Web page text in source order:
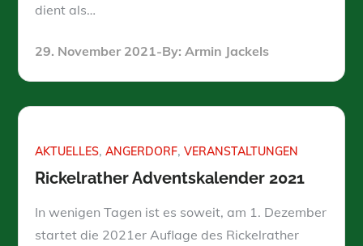
dient als…
Posted
29. November 2021 By:Armin Jackels
AKTUELLES ANGERDORF VERANSTALTUNGEN
Rickelrather Adventskalender 2021
In wenigen Tagen ist es soweit, am 1. Dezember
startet die 2021er Auflage des Rickelrather